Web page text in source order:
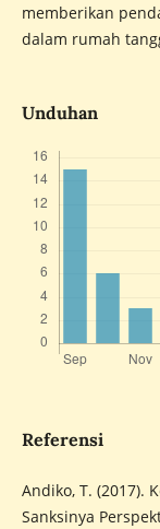
memberikan
dalam rumah
Unduhan
Referensi
Andiko, T. (2017).
Sanksinya